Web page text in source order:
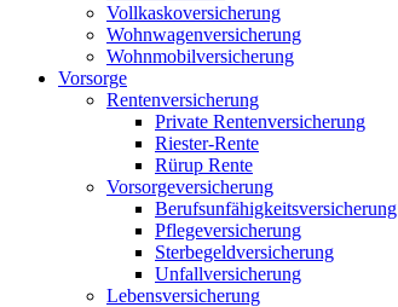
Vollkaskoversicherung
Wohnwagenversicherung
Wohnmobilversicherung
Vorsorge
Rentenversicherung
Private Rentenversicherung
Riester-Rente
Rürup Rente
Vorsorgeversicherung
Berufsunfähigkeitsversicherung
Pflegeversicherung
Sterbegeldversicherung
Unfallversicherung
Lebensversicherung